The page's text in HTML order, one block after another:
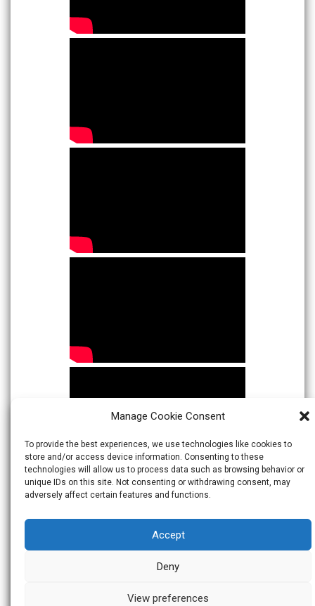
Manage Cookie Consent
To provide the best experiences, we use technologies like cookies to
store and/or access device information. Consenting to these
technologies will allow us to process data such as browsing behavior or
unique IDs on this site. Not consenting or withdrawing consent, may
adversely affect certain features and functions.
Accept
Deny
View preferences